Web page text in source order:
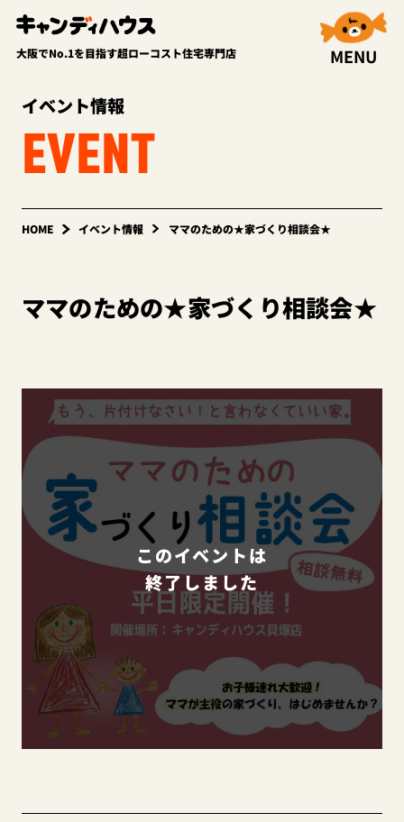
大阪でNo.1を目指す超ローコスト住宅専門店 MENU
イベント情報
EVENT
HOME イベント情報 ママのための★家づくり相談会★
ママのための★家づくり相談会★
このイベントは
終了しました